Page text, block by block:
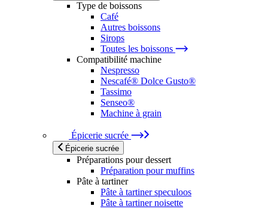
Type de boissons
Café
Autres boissons
Sirops
Toutes les boissons
Compatibilité machine
Nespresso
Nescafé® Dolce Gusto®
Tassimo
Senseo®
Machine à grain
Épicerie sucrée
Épicerie sucrée
Préparations pour dessert
Préparation pour muffins
Pâte à tartiner
Pâte à tartiner speculoos
Pâte à tartiner noisette